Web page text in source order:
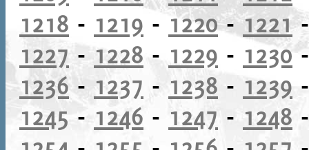
1218 - 1219 - 1220-1221
1227 -1228 - 1229 - 1230
1236- 1237 - 1238 - 1239
1245 - 1246 - 1247 - 1248